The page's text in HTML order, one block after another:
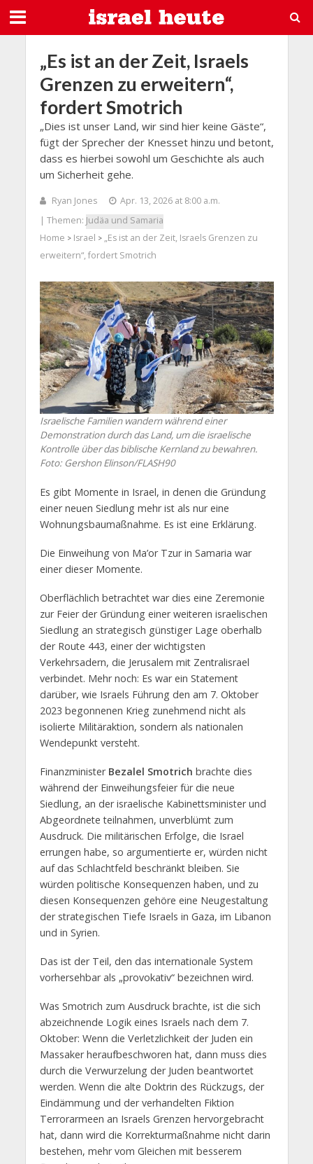
„Es ist an der Zeit, Israels
Grenzen zu erweitern“,
fordert Smotrich
„Dies ist unser Land, wir sind hier keine Gäste“,
fügt der Sprecher der Knesset hinzu und betont,
dass es hierbei sowohl um Geschichte als auch
um Sicherheit gehe.
Ryan Jones
Apr. 13, 2026 at 8:00 a.m.
| Themen: Judäa und Samaria
Home > Israel > „Es ist an der Zeit, Israels Grenzen zu
erweitern“, fordert Smotrich
Israelische Familien wandern während einer
Demonstration durch das Land, um die israelische
Kontrolle über das biblische Kernland zu bewahren.
Foto: Gershon Elinson/FLASH90
Es gibt Momente in Israel, in denen die Gründung
einer neuen Siedlung mehr ist als nur eine
Wohnungsbaumaßnahme. Es ist eine Erklärung.
Die Einweihung von Ma’or Tzur in Samaria war
einer dieser Momente.
Oberflächlich betrachtet war dies eine Zeremonie
zur Feier der Gründung einer weiteren israelischen
Siedlung an strategisch günstiger Lage oberhalb
der Route 443, einer der wichtigsten
Verkehrsadern, die Jerusalem mit Zentralisrael
verbindet. Mehr noch: Es war ein Statement
darüber, wie Israels Führung den am 7. Oktober
2023 begonnenen Krieg zunehmend nicht als
isolierte Militäraktion, sondern als nationalen
Wendepunkt versteht.
Finanzminister Bezalel Smotrich brachte dies
während der Einweihungsfeier für die neue
Siedlung, an der israelische Kabinettsminister und
Abgeordnete teilnahmen, unverblümt zum
Ausdruck. Die militärischen Erfolge, die Israel
errungen habe, so argumentierte er, würden nicht
auf das Schlachtfeld beschränkt bleiben. Sie
würden politische Konsequenzen haben, und zu
diesen Konsequenzen gehöre eine Neugestaltung
der strategischen Tiefe Israels in Gaza, im Libanon
und in Syrien.
Das ist der Teil, den das internationale System
vorhersehbar als „provokativ“ bezeichnen wird.
Was Smotrich zum Ausdruck brachte, ist die sich
abzeichnende Logik eines Israels nach dem 7.
Oktober: Wenn die Verletzlichkeit der Juden ein
Massaker heraufbeschworen hat, dann muss dies
durch die Verwurzelung der Juden beantwortet
werden. Wenn die alte Doktrin des Rückzugs, der
Eindämmung und der verhandelten Fiktion
Terrorarmeen an Israels Grenzen hervorgebracht
hat, dann wird die Korrekturmaßnahme nicht darin
bestehen, mehr vom Gleichen mit besserem